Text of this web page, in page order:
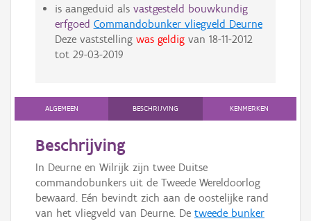
is aangeduid als vastgesteld bouwkundig
erfgoed Commandobunker vliegveld Deurne
Deze vaststelling was geldigvan 18-11-2012
tot 29-03-2019
ALGEMEEN BESCHRIJVING KENMERKEN
Beschrijving
In Deurne en Wilrijk zijn twee Duitse
commandobunkers uit de Tweede Wereldoorlog
bewaard. Eén bevindt zich aan de oostelijke rand
van het vliegveld van Deurne. De tweede bunker